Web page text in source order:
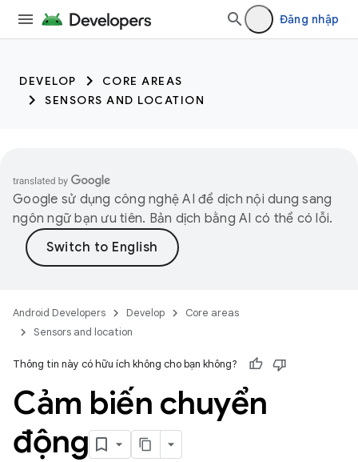
trait:citc trait:citc
Đăng nhập
DEVELOP
CORE AREAS
SENSORS AND LOCATION
Google sử dụng công nghệ AI để dịch nội dung sang
ngôn ngữ bạn ưu tiên. Bản dịch bằng AI có thể có lỗi.
Android Developers Develop
Core areas
Sensors and location
Thông tin này có hữu ích không cho bạn không?
Cảm biến chuyển
động